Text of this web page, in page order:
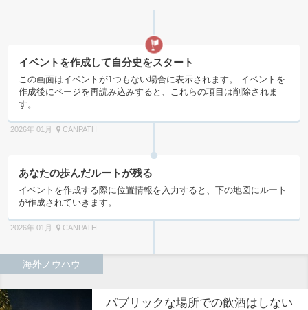
イベントを作成して自分史をスタート
この画面はイベントが1つもない場合に表示されます。 イベントを
作成後にページを再読み込みすると、これらの項目は削除されま
す。
2026年 01月 CANPATH
あなたの歩んだルートが残る
イベントを作成する際に位置情報を入力すると、下の地図にルート
が作成されていきます。
2026年 01月 CANPATH
海外ノウハウ
パブリックな場所での飲酒はしない